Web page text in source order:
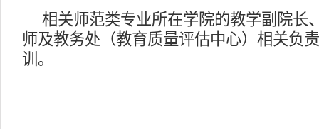
相关师范类专业所在学院的教学副院长
师及教务处（教育质量评估中心）相关负
训。